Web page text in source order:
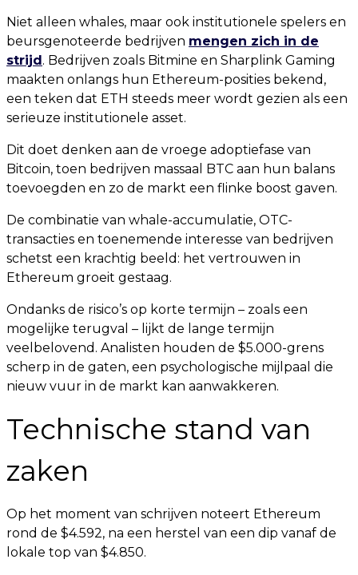
Niet alleen whales, maar ook institutionele spelers en
beursgenoteerde bedrijven mengen zich in de
strijd. Bedrijven zoals Bitmine en Sharplink Gaming
maakten onlangs hun Ethereum-posities bekend,
een teken dat ETH steeds meer wordt gezien als een
serieuze institutionele asset.
Dit doet denken aan de vroege adoptiefase van
Bitcoin, toen bedrijven massaal BTC aan hun balans
toevoegden en zo de markt een flinke boost gaven.
De combinatie van whale-accumulatie, OTC-
transacties en toenemende interesse van bedrijven
schetst een krachtig beeld: het vertrouwen in
Ethereum groeit gestaag.
Ondanks de risico’s op korte termijn – zoals een
mogelijke terugval – lijkt de lange termijn
veelbelovend. Analisten houden de $5.000-grens
scherp in de gaten, een psychologische mijlpaal die
nieuw vuur in de markt kan aanwakkeren.
Technische stand van
zaken
Op het moment van schrijven noteert Ethereum
rond de $4.592, na een herstel van een dip vanaf de
lokale top van $4.850.